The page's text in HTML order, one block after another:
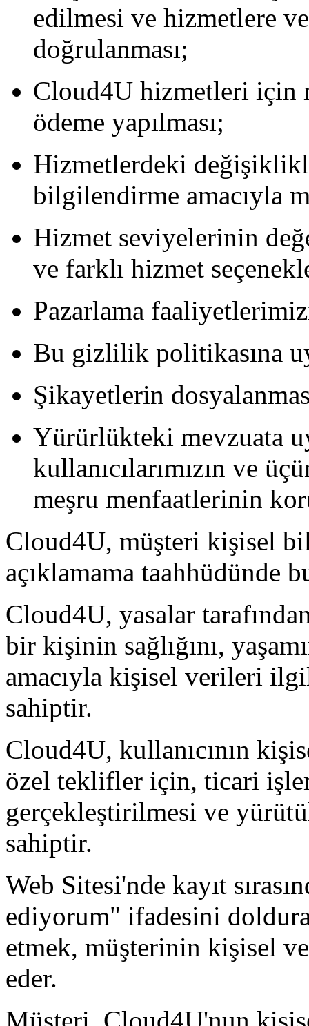
edilmesi ve hizmetlere
doğrulanması;
Cloud4U hizmetleri için
ödeme yapılması;
Hizmetlerdeki
bilgilendirme amacıyla
Hizmet seviyelerinin
ve farklı hizmet
Pazarlama
Bu gizlilik politikasına
Şikayetlerin
Yürürlükteki mevzuata
kullanıcılarımızın ve
meşru menfaatlerinin
Cloud4U, müşteri kişisel
açıklamama taahhüdünde
Cloud4U, yasalar
bir kişinin sağlığını,
amacıyla kişisel verileri
sahiptir.
Cloud4U, kullanıcının
özel teklifler için, ticari
gerçekleştirilmesi ve
sahiptir.
Web Sitesi'nde kayıt
ediyorum" ifadesini
etmek, müşterinin kişisel
eder.
Müşteri, Cloud4U'nun